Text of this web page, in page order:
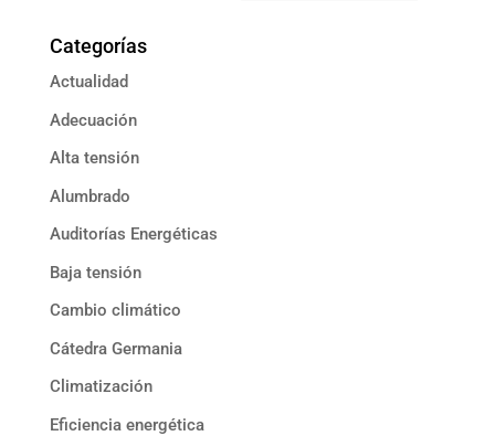
Categorías
Actualidad
Adecuación
Alta tensión
Alumbrado
Auditorías Energéticas
Baja tensión
Cambio climático
Cátedra Germania
Climatización
Eficiencia energética